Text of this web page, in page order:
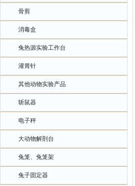
骨剪
消毒盒
兔热源实验工作台
灌胃针
其他动物实验产品
斩鼠器
电子秤
大动物解剖台
兔笼、兔笼架
兔子固定器